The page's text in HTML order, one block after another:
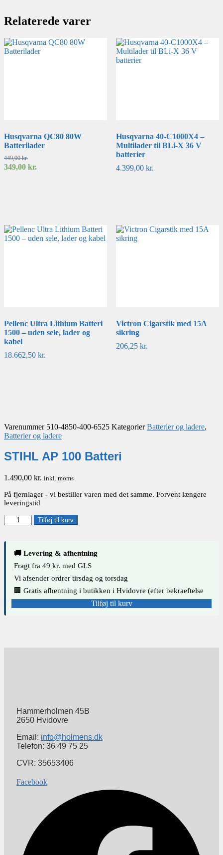
Relaterede varer
Husqvarna QC80 80W
Batterilader
449,00kr.Den
oprindelige
349,00 kr.
Tilføj til kurv
Husqvarna 40-C1000X4 –
Multilader til BLi-X 36 V
batterier
4.399,00 kr.
Tilføj til kurv
Pellenc Ultra Lithium Batteri
1500 – uden sele, lader og
kabel
18.662,50 kr.
Tilføj til kurv
Victron Cigarstik med 15A
sikring
206,25 kr.
Tilføj til kurv
Varenummer 510-4850-400-6525 Kategorier Batterier og ladere,
Batterier og ladere
STIHL AP 100 Batteri
1.490,00 kr. inkl. moms
På fjernlager - vi bestiller varen med det samme. Forvent længere
leveringstid
STIHL
AP
Batteri
antal
Tilføj til kurv
🚚 Levering & afhentning
Fragt fra 49 kr. med GLS
Vi afsender ordrer tirsdag og torsdag
🏢 Gratis afhentning i butikken i Hvidovre (efter bekraeftelse
Hammerholmen 45B
2650 Hvidovre
Email: info@holmens.dk
Telefon: 36 49 75 25
CVR: 35653406
Facebook